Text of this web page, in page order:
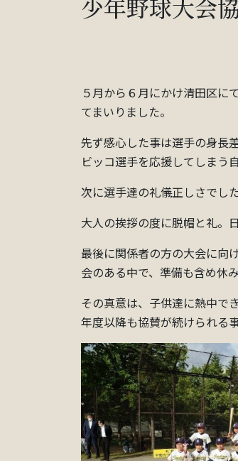
少年野球大会
５月から６月にかけ清田区に
てまいりました。
先ず感心した事は選手の身長
ビッコ選手を応援してしまう
次に選手達の礼儀正しさでした
大人の挨拶の度に脱帽と礼。
最後に関係者の方の大会に向
会のある中で、準備も含め休
その真意は、子供達に熱中で
年度以降も協賛が続けられる